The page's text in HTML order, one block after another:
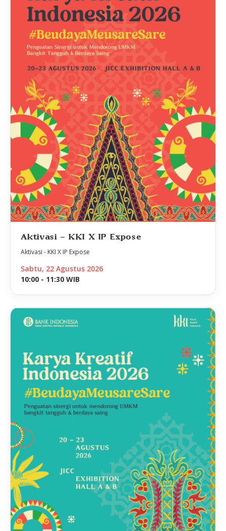
Aktivasi - KKI X IP Expose
Aktivasi - KKI X IP Expose
Sabtu, 22 Agustus 2026
10:00 - 11:30 WIB